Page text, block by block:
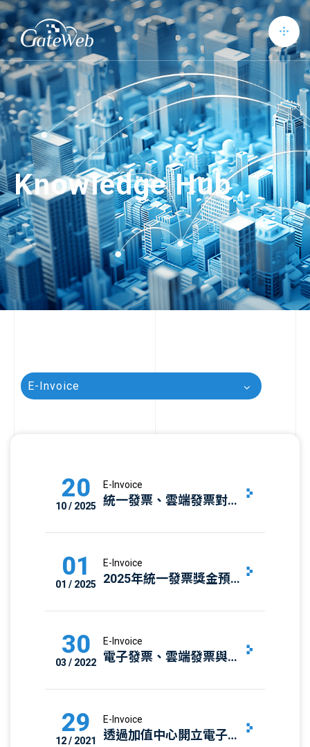
Knowledge Hub
E-Invoice
20
10 / 2025
E-Invoice
統一發票、雲端發票對獎
01
01 / 2025
E-Invoice
2025年統一發票獎金預
業稅與發票制度的關鍵
30
03 / 2022
E-Invoice
電子發票、雲端發票與共
發票懶人包
29
12 / 2021
E-Invoice
透過加值中心開立電子發